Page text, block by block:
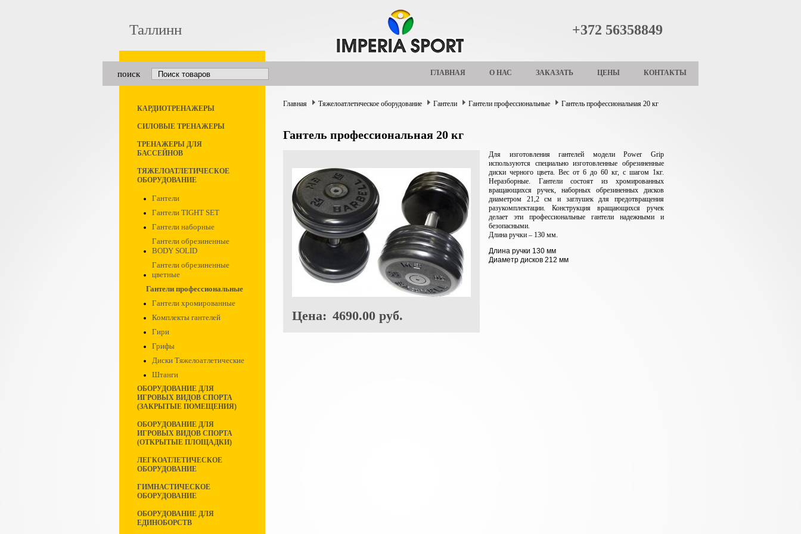
Таллинн +372 56358849
поиск ГЛАВНАЯ О НАС ЗАКАЗАТЬ ЦЕНЫ КОНТАКТЫ
КАРДИОТРЕНАЖЕРЫ
СИЛОВЫЕ ТРЕНАЖЕРЫ
ТРЕНАЖЕРЫ ДЛЯ
БАССЕЙНОВ
ТЯЖЕЛОАТЛЕТИЧЕСКОЕ
ОБОРУДОВАНИЕ
Гантели
Гантели TIGHT SET
Гантели наборные
Гантели обрезиненные
BODY SOLID
Гантели обрезиненные
цветные
Гантели профессиональные
Гантели хромированные
Комплекты гантелей
Гири
Грифы
Диски Тяжелоатлетические
Штанги
ОБОРУДОВАНИЕ ДЛЯ
ИГРОВЫХ ВИДОВ СПОРТА
(ЗАКРЫТЫЕ ПОМЕЩЕНИЯ)
ОБОРУДОВАНИЕ ДЛЯ
ИГРОВЫХ ВИДОВ СПОРТА
(ОТКРЫТЫЕ ПЛОЩАДКИ)
ЛЕГКОАТЛЕТИЧЕСКОЕ
ОБОРУДОВАНИЕ
ГИМНАСТИЧЕСКОЕ
ОБОРУДОВАНИЕ
ОБОРУДОВАНИЕ ДЛЯ
ЕДИНОБОРСТВ
Главная Тяжелоатлетическое оборудование Гантели Гантели профессиональные Гантель профессиональная 20 кг
Гантель профессиональная 20 кг
Цена: 4690.00 руб.
Для изготовления гантелей модели Power Grip
используются специально изготовленные обрезиненные
диски черного цвета. Вес от 6 до 60 кг, с шагом 1кг.
Неразборные. Гантели состоят из хромированных
вращающихся ручек, наборных обрезиненных дисков
диаметром 21,2 см и заглушек для предотвращения
разукомплектации. Конструкция вращающихся ручек
делает эти профессиональные гантели надежными и
безопасными.
Длина ручки – 130 мм.
Длина ручки 130 мм
Диаметр дисков 212 мм